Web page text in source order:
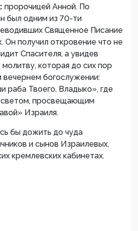
пророчицей Анной. По
был одним из 70-ти
Священное Писание
Он получил откровение что не
Спасителя, а увидев
которая до сих пор
вечернем богослужении:
раба Твоего, Владыко», где
просвещающим
Израиля.
бы дожить до чуда
и сынов Израилевых,
кремлевских кабинетах.